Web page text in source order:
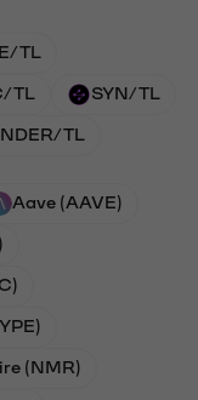
TL
TL SYN/TL
TL
Aave (AAVE)
(NMR)